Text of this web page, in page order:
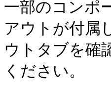
一部のコンポ
アウトが付属
ウトタブを確
ください。